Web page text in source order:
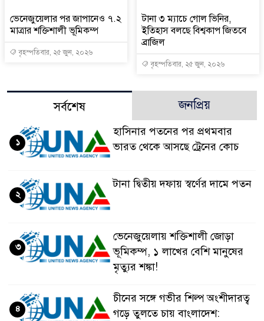
ভেনেজুয়েলার পর জাপানেও ৭.২
মাত্রার শক্তিশালী ভূমিকম্প
বৃহস্পতিবার, ২৫ জুন, ২০২৬
টানা ৩ ম্যাচে গোল ভিনির,
ইতিহাস বলছে বিশ্বকাপ জিতবে
ব্রাজিল
বৃহস্পতিবার, ২৫ জুন, ২০২৬
সর্বশেষ জনপ্রিয়
হাসিনার পতনের পর প্রথমবার
ভারত থেকে আসছে ট্রেনের কোচ
১
টানা দ্বিতীয় দফায় স্বর্ণের দামে পতন
২
ভেনেজুয়েলায় শক্তিশালী জোড়া
ভূমিকম্প, ১ লাখের বেশি মানুষের
মৃত্যুর শঙ্কা!
৩
চীনের সঙ্গে গভীর শিল্প অংশীদারত্ব
গড়ে তুলতে চায় বাংলাদেশ:
৪